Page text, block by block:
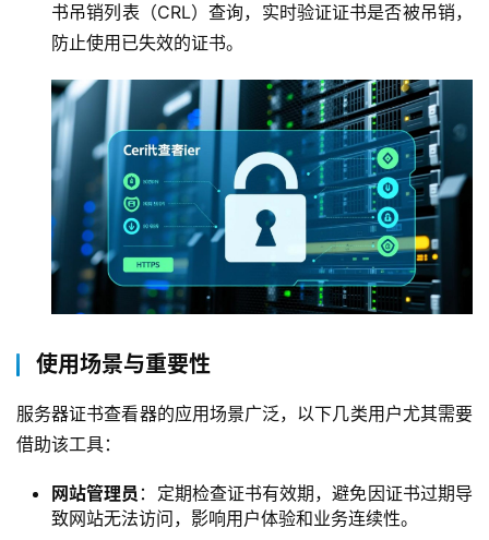
书吊销列表（CRL）查询，实时验证证书是否被吊销，
防止使用已失效的证书。
使用场景与重要性
服务器证书查看器的应用场景广泛，以下几类用户尤其需要
借助该工具：
网站管理员 ：定期检查证书有效期，避免因证书过期导
致网站无法访问，影响用户体验和业务连续性。